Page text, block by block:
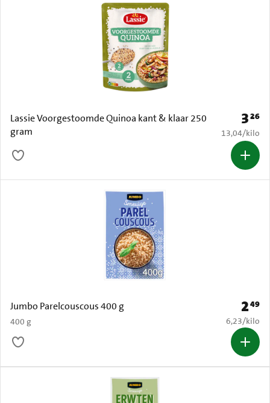
Lassie Voorgestoomde Quinoa kant & klaar 250
gram
Prijs:
326
€ 13,04 per
13,04/kilo
Jumbo Parelcouscous 400 g
400 g
Prijs:
249
€ 6,23 per
6,23/kilo